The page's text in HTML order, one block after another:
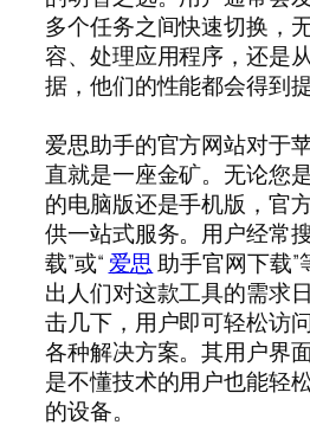
多个任务之间快速切换，
容、处理应用程序，还是
据，他们的性能都会得到提
爱思助手的官方网站对于
直就是一座金矿。无论您
的电脑版还是手机版，官
供一站式服务。用户经常
载”或“爱思助手官网下载”
出人们对这款工具的需求
击几下，用户即可轻松访
各种解决方案。其用户界
是不懂技术的用户也能轻
的设备。